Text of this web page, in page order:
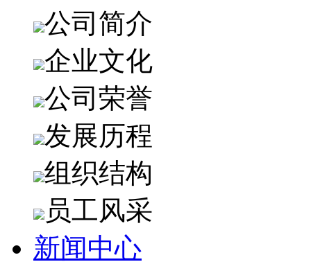
公司简介
企业文化
公司荣誉
发展历程
组织结构
员工风采
新闻中心